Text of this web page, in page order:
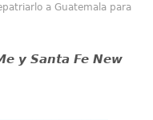
a Guatemala para
y Santa Fe New